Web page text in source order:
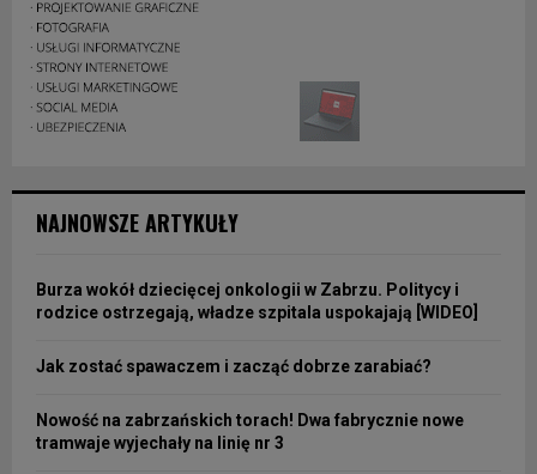
NAJNOWSZE ARTYKUŁY
Burza wokół dziecięcej onkologii w Zabrzu. Politycy i
rodzice ostrzegają, władze szpitala uspokajają [WIDEO]
Jak zostać spawaczem i zacząć dobrze zarabiać?
Nowość na zabrzańskich torach! Dwa fabrycznie nowe
tramwaje wyjechały na linię nr 3